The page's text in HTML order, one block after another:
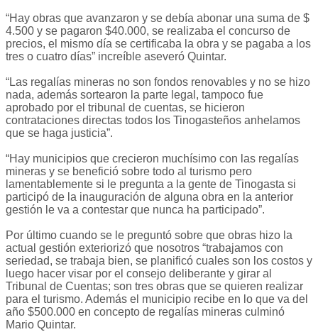
“Hay obras que avanzaron y se debía abonar una suma de $
4.500 y se pagaron $40.000, se realizaba el concurso de
precios, el mismo día se certificaba la obra y se pagaba a los
tres o cuatro días” increíble aseveró Quintar.
“Las regalías mineras no son fondos renovables y no se hizo
nada, además sortearon la parte legal, tampoco fue
aprobado por el tribunal de cuentas, se hicieron
contrataciones directas todos los Tinogasteños anhelamos
que se haga justicia”.
“Hay municipios que crecieron muchísimo con las regalías
mineras y se benefició sobre todo al turismo pero
lamentablemente si le pregunta a la gente de Tinogasta si
participó de la inauguración de alguna obra en la anterior
gestión le va a contestar que nunca ha participado”.
Por último cuando se le preguntó sobre que obras hizo la
actual gestión exteriorizó que nosotros “trabajamos con
seriedad, se trabaja bien, se planificó cuales son los costos y
luego hacer visar por el consejo deliberante y girar al
Tribunal de Cuentas; son tres obras que se quieren realizar
para el turismo. Además el municipio recibe en lo que va del
año $500.000 en concepto de regalías mineras culminó
Mario Quintar.